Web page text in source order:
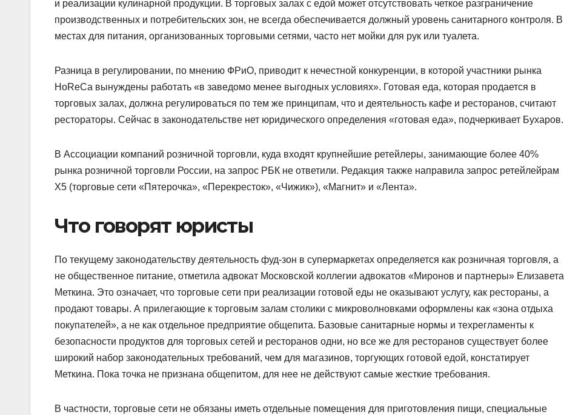
и реализации кулинарной продукции. В торговых залах с едой может отсутствовать четкое разграничение
производственных и потребительских зон, не всегда обеспечивается должный уровень санитарного контроля. В
местах для питания, организованных торговыми сетями, часто нет мойки для рук или туалета.
Разница в регулировании, по мнению ФРиО, приводит к нечестной конкуренции, в которой участники рынка
HoReCa вынуждены работать «в заведомо менее выгодных условиях». Готовая еда, которая продается в
торговых залах, должна регулироваться по тем же принципам, что и деятельность кафе и ресторанов, считают
рестораторы. Сейчас в законодательстве нет юридического определения «готовая еда», подчеркивает Бухаров.
В Ассоциации компаний розничной торговли, куда входят крупнейшие ретейлеры, занимающие более 40%
рынка розничной торговли России, на запрос РБК не ответили. Редакция также направила запрос ретейлейрам
X5 (торговые сети «Пятерочка», «Перекресток», «Чижик»), «Магнит» и «Лента».
Что говорят юристы
По текущему законодательству деятельность фуд-зон в супермаркетах определяется как розничная торговля, а
не общественное питание, отметила адвокат Московской коллегии адвокатов «Миронов и партнеры» Елизавета
Меткина. Это означает, что торговые сети при реализации готовой еды не оказывают услугу, как рестораны, а
продают товары. А прилегающие к торговым залам столики с микроволновками оформлены как «зона отдыха
покупателей», а не как отдельное предприятие общепита. Базовые санитарные нормы и техрегламенты к
безопасности продуктов для торговых сетей и ресторанов одни, но все же для ресторанов существует более
широкий набор законодательных требований, чем для магазинов, торгующих готовой едой, констатирует
Меткина. Пока точка не признана общепитом, для нее не действуют самые жесткие требования.
В частности, торговые сети не обязаны иметь отдельные помещения для приготовления пищи, специальные